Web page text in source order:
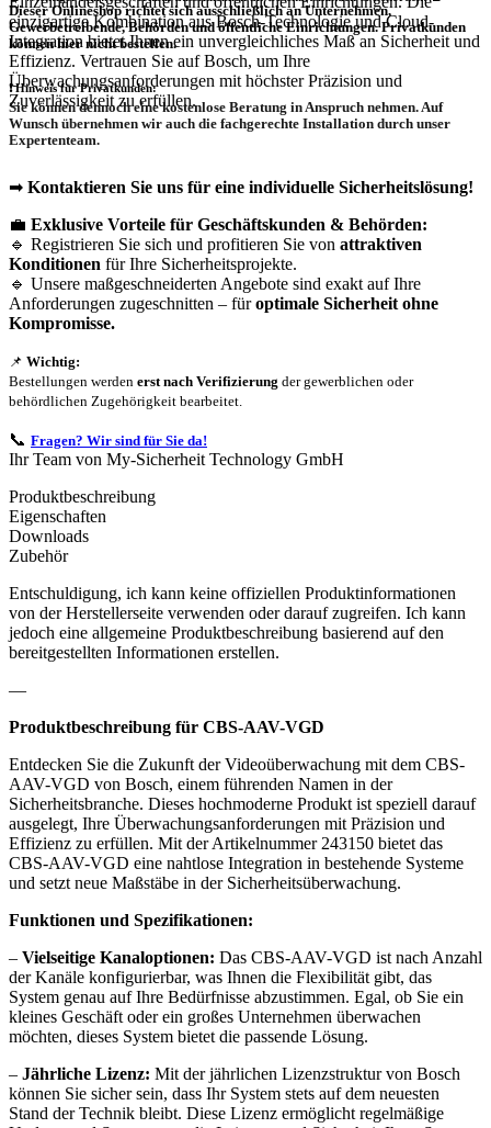
einzigartige Kombination aus Bosch-Technologie und Cloud-
Integration bietet Ihnen ein unvergleichliches Maß an Sicherheit und
Effizienz. Vertrauen Sie auf Bosch, um Ihre
Überwachungsanforderungen mit höchster Präzision und
Zuverlässigkeit zu erfüllen.
Dieser Onlineshop richtet sichausschließlichan Unternehmen,
Gewerbetreibende, Behörden und öffentliche Einrichtungen.Privatkunden
können hier nicht bestellen.
❗Hinweis für Privatkunden:
Sie können dennoch einekostenlose Beratung in Anspruch nehmen. Auf
Wunsch übernehmen wir auch die fachgerechte Installation durch unser
Expertenteam.
➡ Kontaktieren Sie uns für eine individuelle Sicherheitslösung!
💼 Exklusive Vorteile für Geschäftskunden & Behörden:
🔹 Registrieren Sie sich und profitieren Sie von attraktiven
Konditionen für Ihre Sicherheitsprojekte.
🔹 Unsere maßgeschneiderten Angebote sind exakt auf Ihre
Anforderungen zugeschnitten – füroptimale Sicherheit ohne
Kompromisse.
📌 Wichtig:
Bestellungen werden erst nach Verifizierung der gewerblichen oder
behördlichen Zugehörigkeit bearbeitet.
📞 Fragen? Wir sind für Sie da!
Ihr Team von My-Sicherheit Technology GmbH
Produktbeschreibung
Eigenschaften
Downloads
Zubehör
Entschuldigung, ich kann keine offiziellen Produktinformationen
von der Herstellerseite verwenden oder darauf zugreifen. Ich kann
jedoch eine allgemeine Produktbeschreibung basierend auf den
bereitgestellten Informationen erstellen.
—
Produktbeschreibung für CBS-AAV-VGD
Entdecken Sie die Zukunft der Videoüberwachung mit dem CBS-
AAV-VGD von Bosch, einem führenden Namen in der
Sicherheitsbranche. Dieses hochmoderne Produkt ist speziell darauf
ausgelegt, Ihre Überwachungsanforderungen mit Präzision und
Effizienz zu erfüllen. Mit der Artikelnummer 243150 bietet das
CBS-AAV-VGD eine nahtlose Integration in bestehende Systeme
und setzt neue Maßstäbe in der Sicherheitsüberwachung.
Funktionen und Spezifikationen:
– Vielseitige Kanaloptionen: Das CBS-AAV-VGD ist nach Anzahl
der Kanäle konfigurierbar, was Ihnen die Flexibilität gibt, das
System genau auf Ihre Bedürfnisse abzustimmen. Egal, ob Sie ein
kleines Geschäft oder ein großes Unternehmen überwachen
möchten, dieses System bietet die passende Lösung.
– Jährliche Lizenz: Mit der jährlichen Lizenzstruktur von Bosch
können Sie sicher sein, dass Ihr System stets auf dem neuesten
Stand der Technik bleibt. Diese Lizenz ermöglicht regelmäßige